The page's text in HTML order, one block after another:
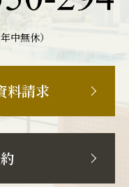
中無休）
料請求